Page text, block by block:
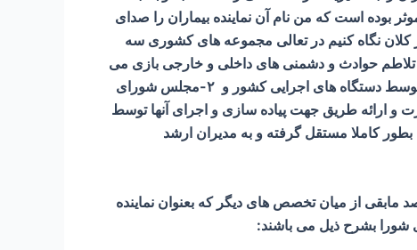
بوده است که من نام آن نماینده بیماران را صدای
کلان نگاه کنیم در تعالی مجموعه های کشوری سه
حوادث و دشمنی های داخلی و خارجی بازی می
کنند و بسیار مهم هستند: ۱-سازمان مدیریت و برنامه ریزی در خصوص نظارت و ارائه طریق جهت پیاده سازی قوانین توسط دستگاه های اجرایی کشور و ۲-مجلس شورای
خود و نظارت و ارائه طریق جهت پیاده سازی و اجرای آنها توسط
کاملا مستقل گرفته و به مدیران ارشد
پراکندگی طیف اعضای شورای شهر می توان ۷۰ درصد اعضا از میان شهرداران سالهای قبل و ۳۰ درصد مابقی از میان تخصص های دیگر که بعنوان نماینده
شورا بشرح ذیل می باشند: